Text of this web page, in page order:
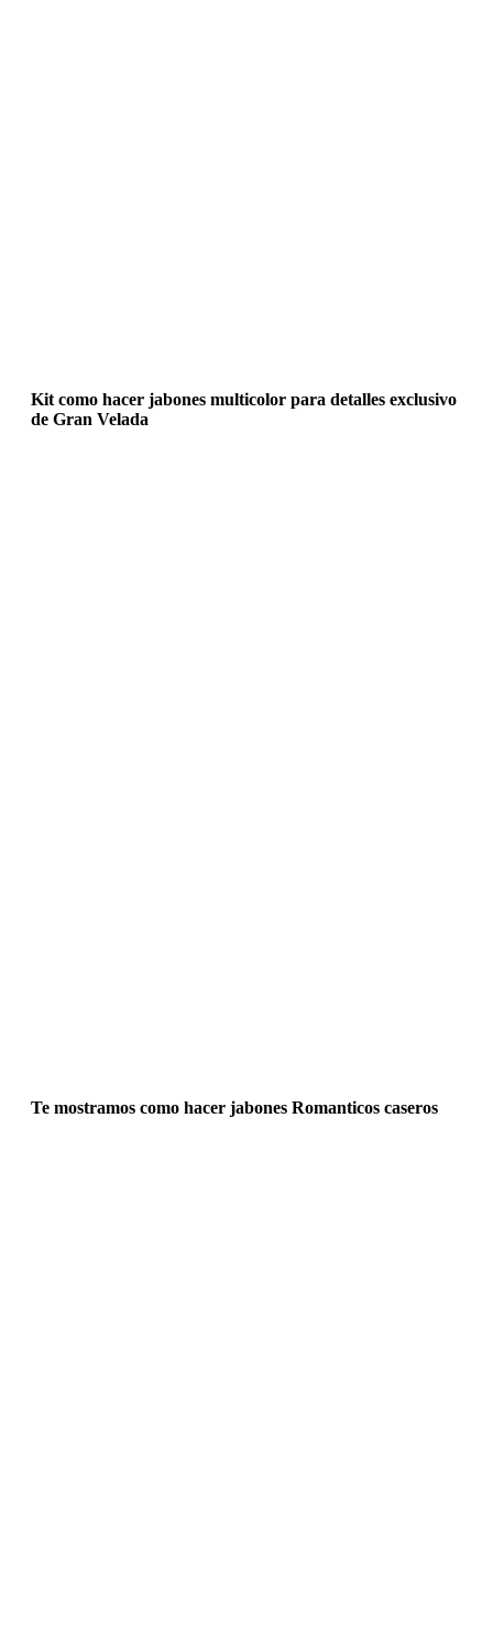
Kit como hacer jabones multicolor para detalles exclusivo
de Gran Velada
Te mostramos como hacer jabones Romanticos caseros